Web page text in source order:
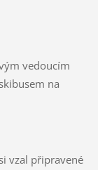
vedoucím
na
vzal připravené